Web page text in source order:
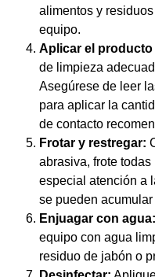
alimentos y
equipo.
Aplicar el producto
de limpieza
Asegúrese de leer
para aplicar la
de contacto
Frotar y restregar:
abrasiva, frote
especial atención a
se pueden
Enjuagar con agua:
equipo con agua
residuo de jabón o